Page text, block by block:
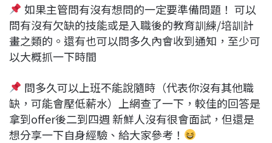
如果主管問有沒有想問的一定要準備問題！ 可以
問有沒有欠缺的技能或是入職後的教育訓練/培訓計
畫之類的。還有也可以問多久內會收到通知，至少可
以大概抓一下時間
問多久可以上班不能說隨時（代表你沒有其他職
缺，可能會壓低薪水）上網查了一下，較佳的回答是
拿到offer後二到四週 新鮮人沒有很會面試，但還是
想分享一下自身經驗、給大家參考！